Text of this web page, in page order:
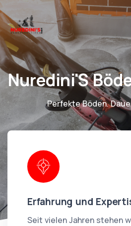
Nuredini'S
Perfekte Böden.
Erfahrung und
Seit vielen Jahren stehen